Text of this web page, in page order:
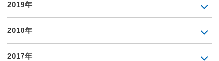
2019年
2018年
2017年